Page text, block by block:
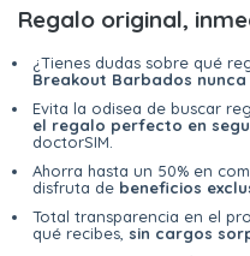
Regalo original,
¿Tienes dudas sobre qué
Breakout Barbados
Evita la odisea de buscar
el regalo perfecto en
doctorSIM.
Ahorra hasta un 50% en
disfruta de beneficios
Total transparencia en el
qué recibes, sin cargos